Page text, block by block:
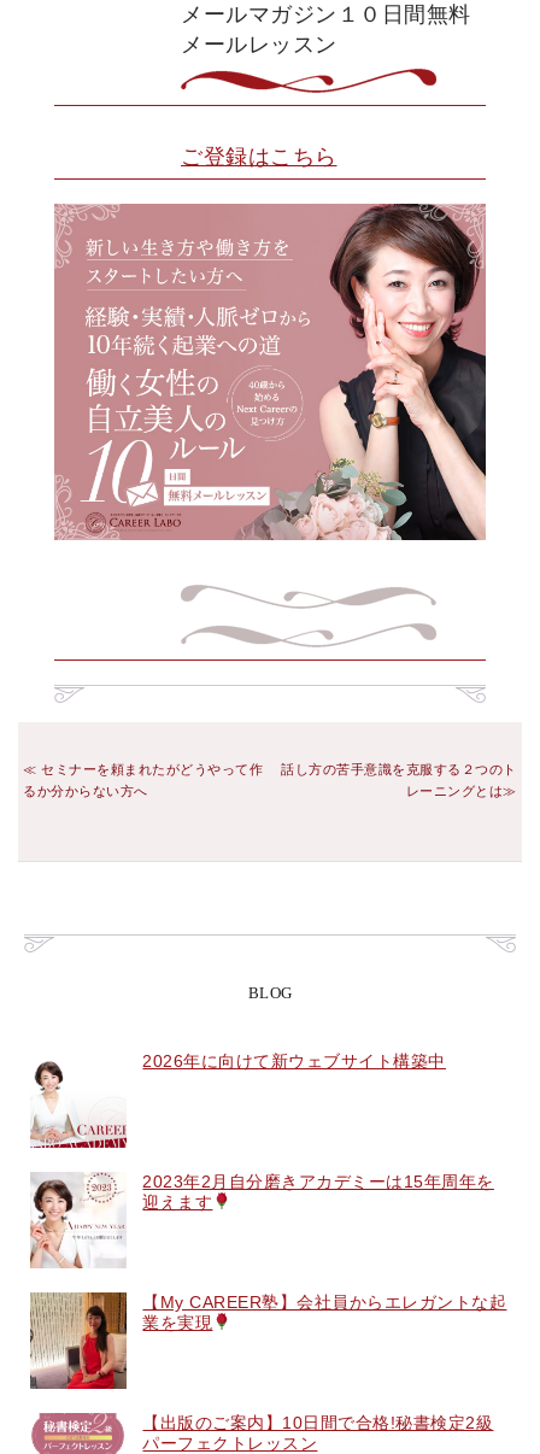
メールマガジン１０日間無料
メールレッスン
ご登録はこちら
セミナーを頼まれたがどうやって作
るか分からない方へ
話し方の苦手意識を克服する２つのト
レーニングとは
BLOG
2026年に向けて新ウェブサイト構築中
2023年2月自分磨きアカデミーは15年周年を
迎えます
【My CAREER塾】会社員からエレガントな起
業を実現
【出版のご案内】10日間で合格!秘書検定2級
パーフェクトレッスン